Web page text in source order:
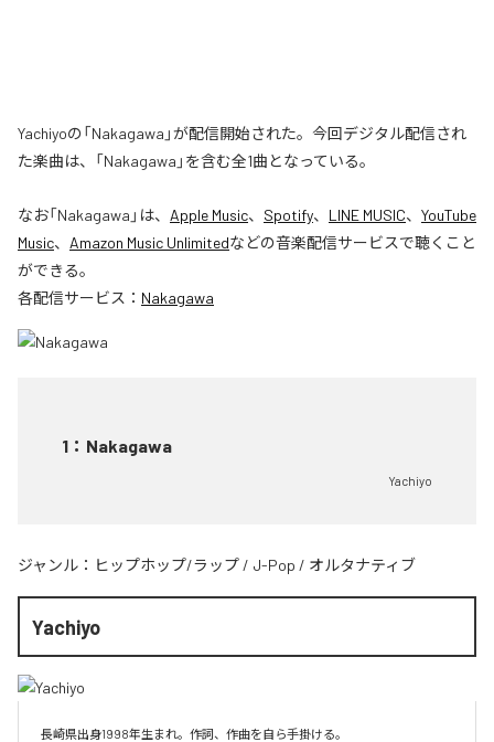
Yachiyoの「Nakagawa」が配信開始された。今回デジタル配信され
た楽曲は、「Nakagawa」を含む全1曲となっている。
なお「Nakagawa 」は、 Apple Music、 Spotify、 LINE MUSIC、 YouTube
Music、 Amazon Music Unlimitedなどの音楽配信サービスで聴くこと
ができる。
各配信サービス： Nakagawa
1 ： Nakagawa
Yachiyo
ジャンル： ヒップホップ/ラップ / J-Pop / オルタナティブ
Yachiyo
長崎県出身1998年生まれ。作詞、作曲を自ら手掛ける。